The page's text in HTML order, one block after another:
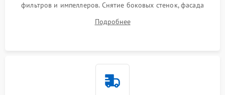
фильтров и импеллеров. Снятие боковых стенок, фасада
циркуляционному насосу, ТЭНу и сливной помпе.
Подробнее